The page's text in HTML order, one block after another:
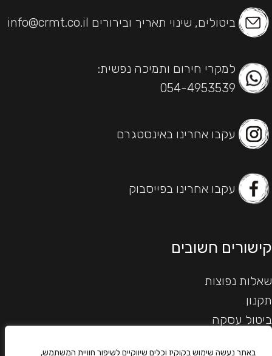
באתר נעשה שימוש בקוקיז וכלים שיווקיים לשיפור חוויית המשתמש,
ביטולים, שינוי תאריך ובירורים info@crmt.co.il
למקרי חירום ותמיכה נפשית:
054-4953539
עקבו אחרינו באינסטגרם
עקבו אחרינו בפייסבוק
קישורים חשובים
שאלות נפוצות
תקנון
ביטול עסקה